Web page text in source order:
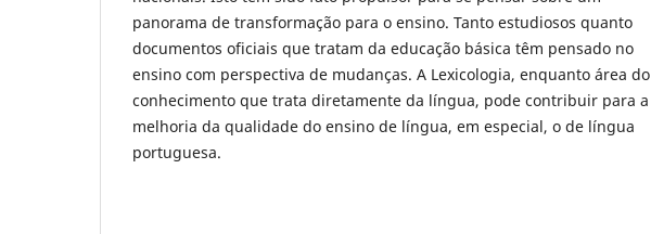
panorama de transformação para o ensino. Tanto estudiosos quanto
documentos oficiais que tratam da educação básica têm pensado no
ensino com perspectiva de mudanças. A Lexicologia, enquanto área do
conhecimento que trata diretamente da língua, pode contribuir para a
melhoria da qualidade do ensino de língua, em especial, o de língua
portuguesa.